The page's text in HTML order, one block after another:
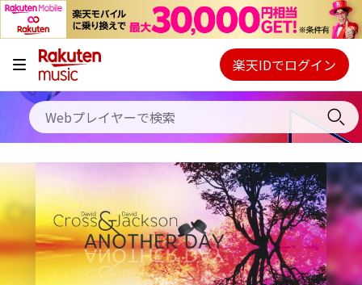
キャンペーン
料金プラン
使い方
初回30日間無料お試し
Webプレイヤー
ご契約内容の確認・変更
楽天IDでログイン